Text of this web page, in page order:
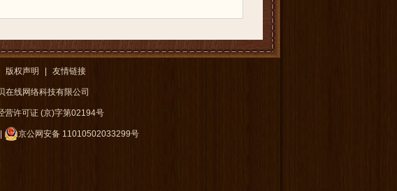
版权声明 友情链接
线网络科技有限公司
营许可证 (京)字第02194号
京公网安备 11010502033299号